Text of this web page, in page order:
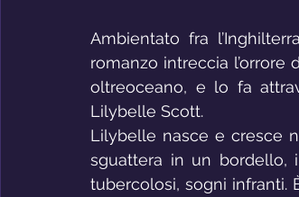
Ambientato fra
romanzo intreccia
oltreoceano, e lo fa
Lilybelle Scott.
Lilybelle nasce e cresce
sguattera in un bordello,
tubercolosi, sogni infranti.